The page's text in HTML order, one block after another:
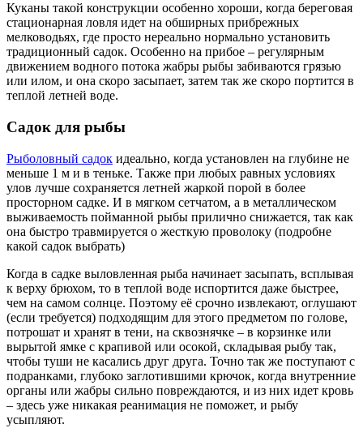
Куканы такой конструкции особенно хороши, когда береговая
стационарная ловля идет на обширных прибрежных
мелководьях, где просто нереально нормально установить
традиционный садок. Особенно на прибое – регулярным
движением водного потока жабры рыбы забиваются грязью
или илом, и она скоро засыпает, затем так же скоро портится в
теплой летней воде.
Садок для рыбы
Рыболовный садок идеально, когда установлен на глубине не
меньше 1 м и в теньке. Также при любых равных условиях
улов лучше сохраняется летней жаркой порой в более
просторном садке. И в мягком сетчатом, а в металлическом
выживаемость пойманной рыбы прилично снижается, так как
она быстро травмируется о жесткую проволоку (подробне
какой садок выбрать)
Когда в садке выловленная рыба начинает засыпать, всплывая
к верху брюхом, то в теплой воде испортится даже быстрее,
чем на самом солнце. Поэтому её срочно извлекают, оглушают
(если требуется) подходящим для этого предметом по голове,
потрошат и хранят в тени, на сквознячке – в корзинке или
вырытой ямке с крапивой или осокой, складывая рыбу так,
чтобы туши не касались друг друга. Точно так же поступают с
подранками, глубоко заглотившими крючок, когда внутренние
органы или жабры сильно повреждаются, и из них идет кровь
– здесь уже никакая реанимация не поможет, и рыбу
усыпляют.